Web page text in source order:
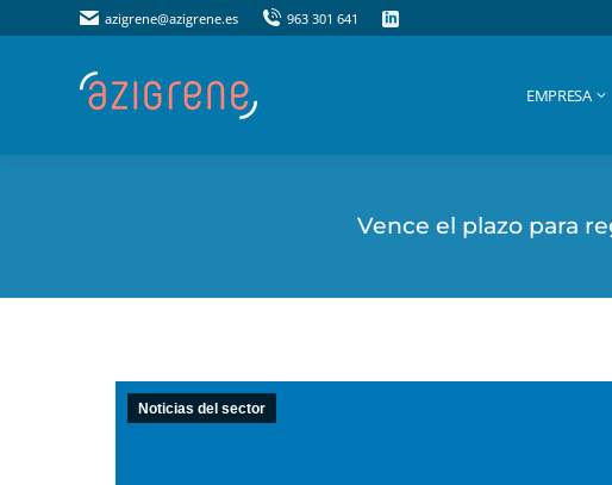
azigrene@azigrene.es 963 301 641
EMPRESA
Vence el plazo para
Noticias del sector
azigrene@azigrene.es 963 301 641